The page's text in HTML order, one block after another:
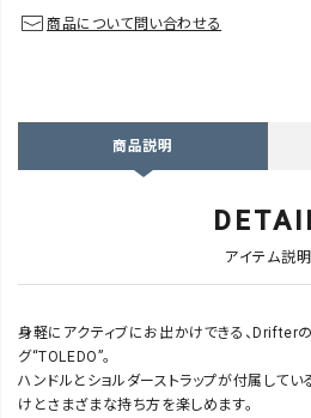
商品について問い合わせる
商品説明
アイテム説明
身軽にアクティブにお出かけできる、Drifter
グ“TOLEDO”。
ハンドルとショルダーストラップが付属してい
けとさまざまな持ち方を楽しめます。